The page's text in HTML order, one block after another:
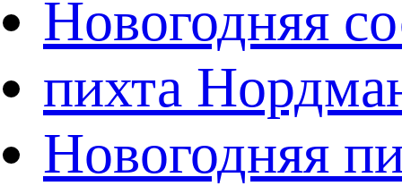
Новогодняя
пихта
Новогодняя